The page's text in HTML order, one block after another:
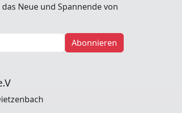
Neue und Spannende von
Abonnieren